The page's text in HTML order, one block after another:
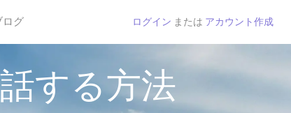
ログ ログイン または アカウント作成
する方法